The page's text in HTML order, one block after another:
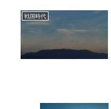
戦国時代